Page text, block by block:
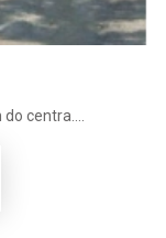
centra....